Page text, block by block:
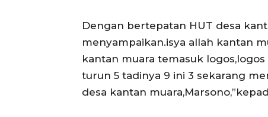
Dengan bertepatan HUT desa
menyampaikan.isya allah kantan
kantan muara temasuk
turun 5 tadinya 9 ini 3 sekarang
desa kantan